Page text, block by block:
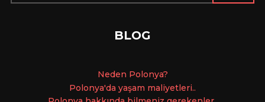
BLOG
Neden Polonya?
Polonya'da yaşam maliyetleri..